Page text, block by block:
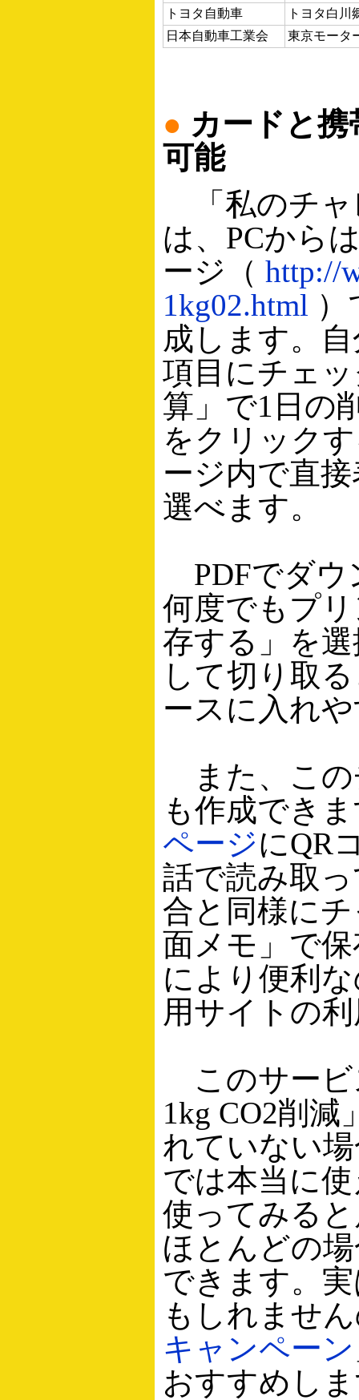
トヨタ自動車
トヨタ白川
日本自動車工業会
東京モータ
● カードと
可能
「私のチャ
は、PCから
ージ（ http://
1kg02.html
成します。
項目にチェ
算」で1日の
をクリック
ージ内で直
選べます。
PDFでダウ
何度でもプ
存する」を
して切り取
ースに入れ
また、この
も作成でき
ページにQR
話で読み取
合と同様に
面メモ」で
により便利
用サイトの
このサービ
1kg CO2削
れていない
では本当に
使ってみる
ほとんどの
できます。
もしれませ
キャンペーン
おすすめし